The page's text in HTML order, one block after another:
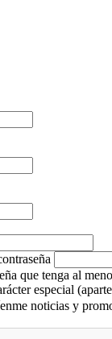
que tenga al
especial
noticias y